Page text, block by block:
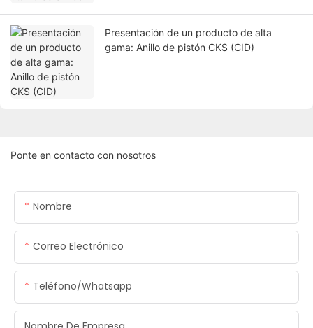
Presentación de un producto de alta
gama: Anillo de pistón CKS (CID)
Ponte en contacto con nosotros
Nombre
Correo Electrónico
Teléfono/whatsapp